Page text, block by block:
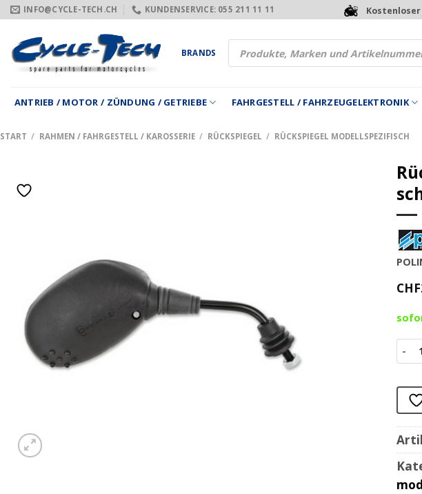
Zum
Inhalt
springen
INFO@CYCLE-TECH.CH KUNDENSERVICE: 055 211 11 11 Kostenloser
BRANDS
Products
search
ANTRIEB / MOTOR / ZÜNDUNG / GETRIEBE FAHRGESTELL / FAHRZEUGELEKTRONIK
START / RAHMEN / FAHRGESTELL / KAROSSERIE / RÜCKSPIEGEL / RÜCKSPIEGEL MODELLSPEZIFISCH
CHF